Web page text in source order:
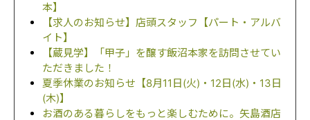
本】
【求人のお知らせ】店頭スタッフ【パート・アルバ
イト】
【蔵見学】「甲子」を醸す飯沼本家を訪問させてい
ただきました！
夏季休業のお知らせ【8月11日(火)・12日(水)・13日
(木)】
お酒のある暮らしをもっと楽しむために。矢島酒店